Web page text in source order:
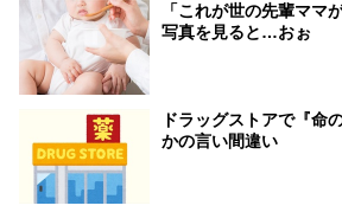
「これが世の先輩ママ
写真を見ると…おぉ
ドラッグストアで『命
かの言い間違い